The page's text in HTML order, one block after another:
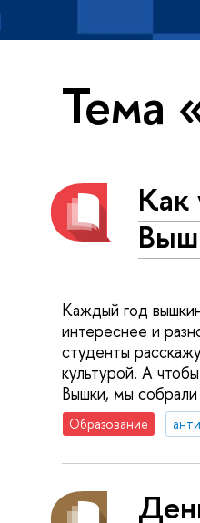
Тема
Как
Каждый год
интереснее и
студенты
культурой. А
Вышки, мы
Образование